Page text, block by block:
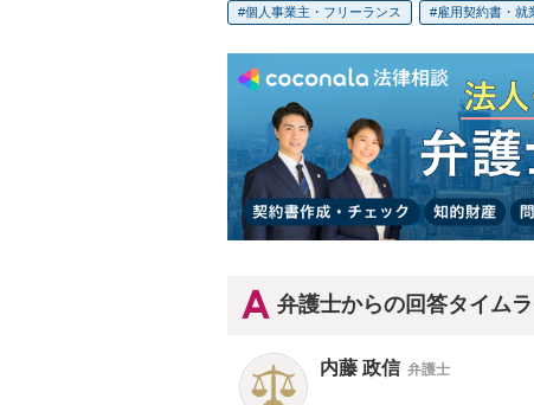
個人事業主・フリーランス 雇用契約書・就
弁護士からの回答タイム
内藤 政信 弁護士